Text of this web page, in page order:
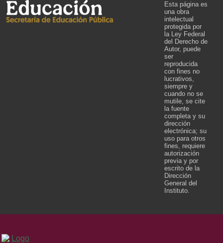
Esta página es
una obra
intelectual
protegida por
la Ley Federal
del Derecho de
Autor, puede
ser
reproducida
con fines no
lucrativos,
siempre y
cuando no se
mutile, se cite
la fuente
completa y su
dirección
electrónica; su
uso para otros
fines, requiere
autorización
previa y por
escrito de la
Dirección
General del
Instituto.